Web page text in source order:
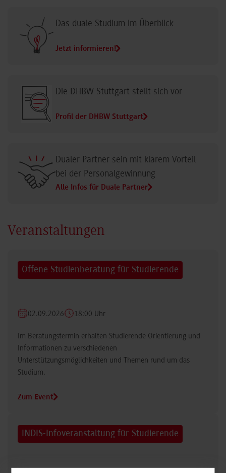
Das duale Studium im Überblick
Jetzt informieren!
Die DHBW Stuttgart stellt sich vor
Profil der DHBW Stuttgart
Dualer Partner sein mit klarem Vorteil
bei der Personalgewinnung
Alle Infos für Duale Partner
Veranstaltungen
Offene Studienberatung für Studierende
02.09.2026 18:00 Uhr
Im Beratungstermin erhalten Studierende Orientierung und
Informationen zu verschiedenen
Unterstützungsmöglichkeiten und Themen rund um das
Studium.
Zum Event
INDIS-Infoveranstaltung für Studierende